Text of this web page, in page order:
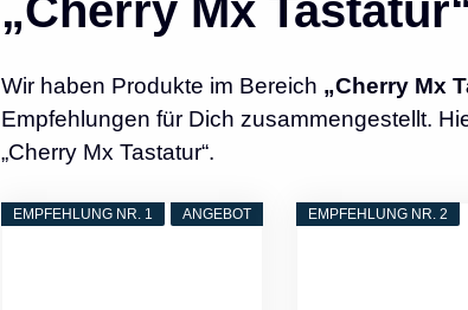
„Cherry Mx
Wir haben Produkte im Bereich „Cherry Mx
Empfehlungen für Dich zusammengestellt.
„Cherry Mx Tastatur“.
ANGEBOT
EMPFEHLUNG NR. 1 EMPFEHLUNG NR. 2